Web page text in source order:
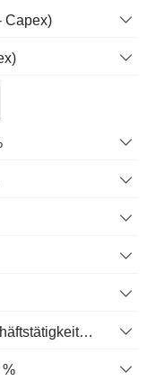
Capex)
Gewinne aus fortlaufenden Geschäftstätigkeiten, 1 Jahr Wachstumsrate %